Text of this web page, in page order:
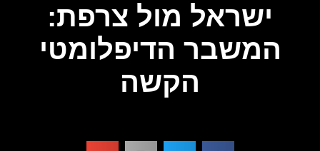
ישראל מול צרפת:
המשבר הדיפלומטי
הקשה